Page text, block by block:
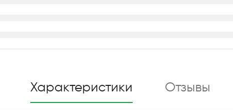
Характеристики Отзывы